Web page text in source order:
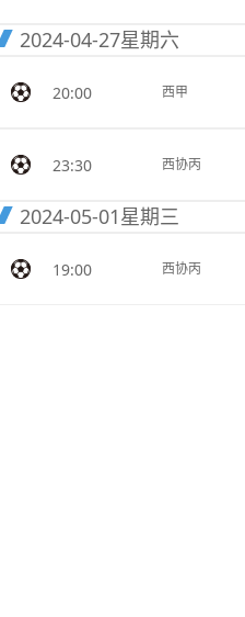
2024-04-27星期六
20:00 西甲
23:30 西协丙
2024-05-01星期三
19:00 西协丙